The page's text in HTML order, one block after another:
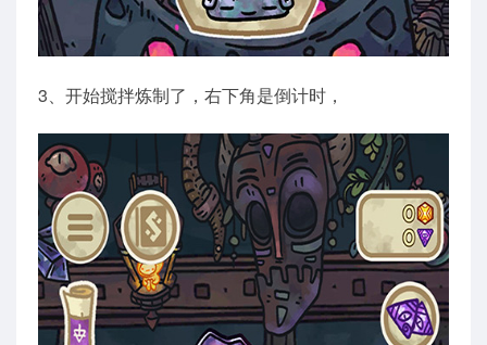
3、开始搅拌炼制了，右下角是倒计时，